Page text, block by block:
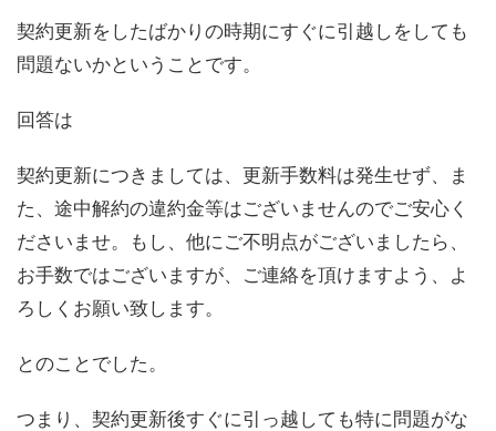
契約更新をしたばかりの時期にすぐに引越しをしても
問題ないかということです。
回答は
契約更新につきましては、更新手数料は発生せず、ま
た、途中解約の違約金等はございませんのでご安心く
ださいませ。もし、他にご不明点がございましたら、
お手数ではございますが、ご連絡を頂けますよう、よ
ろしくお願い致します。
とのことでした。
つまり、契約更新後すぐに引っ越しても特に問題がな